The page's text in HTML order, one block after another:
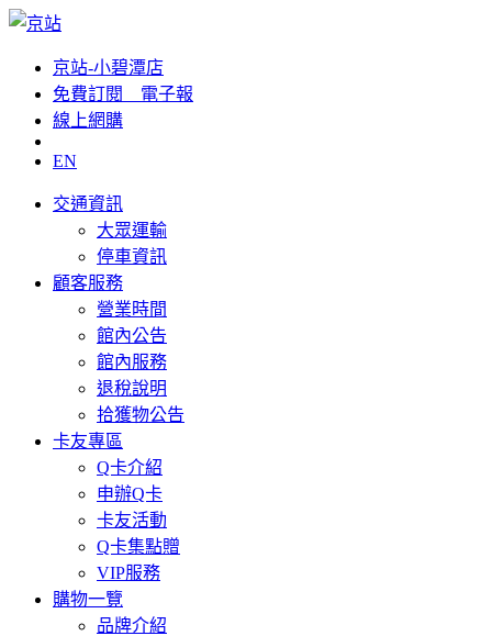
京站-小碧潭店
免費訂閱__電子報
線上網購
EN
交通資訊
大眾運輸
停車資訊
顧客服務
營業時間
館內公告
館內服務
退稅說明
拾獲物公告
卡友專區
Q卡介紹
申辦Q卡
卡友活動
Q卡集點贈
VIP服務
購物一覽
品牌介紹